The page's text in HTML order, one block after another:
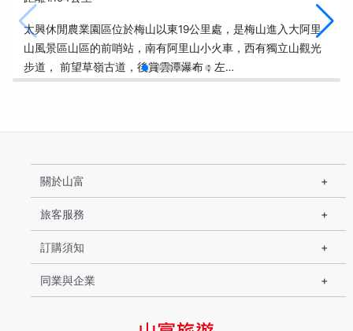
太興休閒農業園區位於梅山以東19公里處，是梅山進入大阿里
山風景區山區的前哨站，南有阿里山小火車，西有獨立山觀光
步道， 前望草嶺古道，後賞雲潭瀑布；左…
關於山富
旅客服務
訂購須知
同業與企業